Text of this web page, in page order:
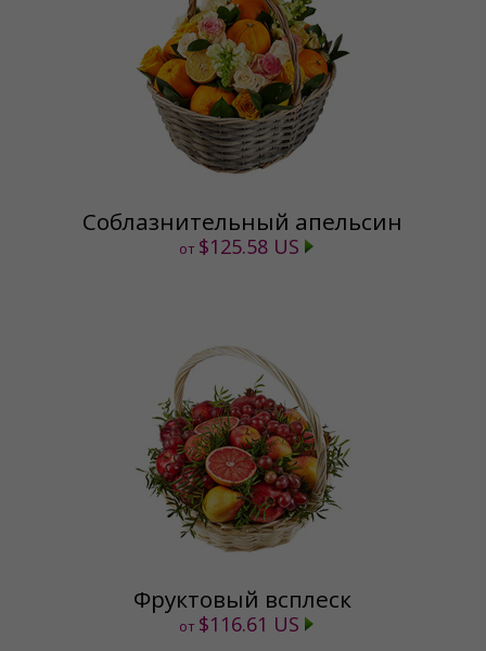
Соблазнительный апельсин
от $125.58 US
Фруктовый всплеск
от $116.61 US